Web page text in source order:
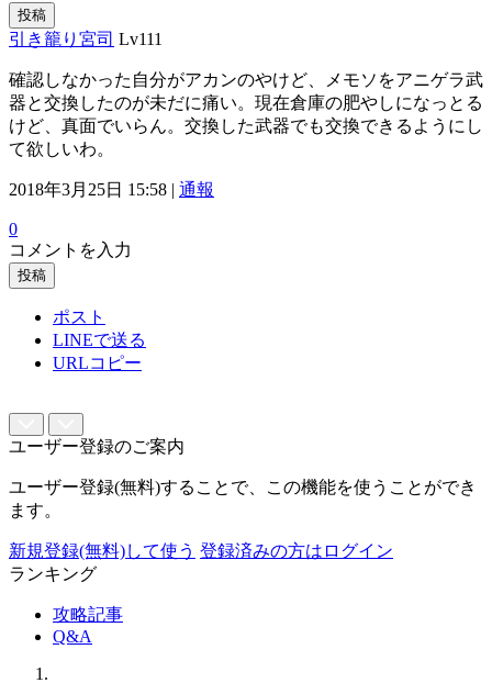
投稿
引き籠り宮司 Lv111
確認しなかった自分がアカンのやけど、メモソをアニゲラ武
器と交換したのが未だに痛い。現在倉庫の肥やしになっとる
けど、真面でいらん。交換した武器でも交換できるようにし
て欲しいわ。
2018年3月25日 15:58 | 通報
0
コメントを入力
投稿
ポスト
LINEで送る
URLコピー
ユーザー登録のご案内
ユーザー登録(無料)することで、この機能を使うことができ
ます。
新規登録(無料)して使う 登録済みの方はログイン
ランキング
攻略記事
Q&A